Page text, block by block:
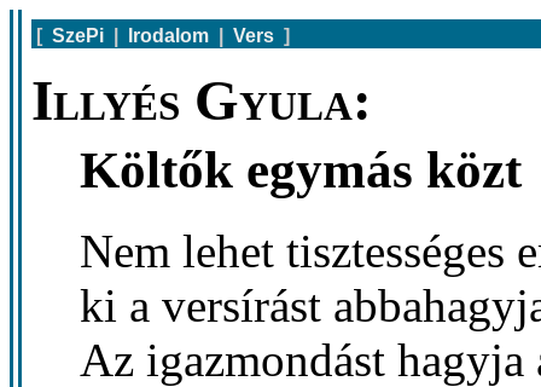
[ SzePi Irodalom Vers ]
Illyés Gyula:
Költők egymás közt
Nem lehet tisztességes
ki a versírást
Az igazmondást hagyja